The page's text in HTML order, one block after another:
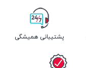
پشتیبانی همیشگی